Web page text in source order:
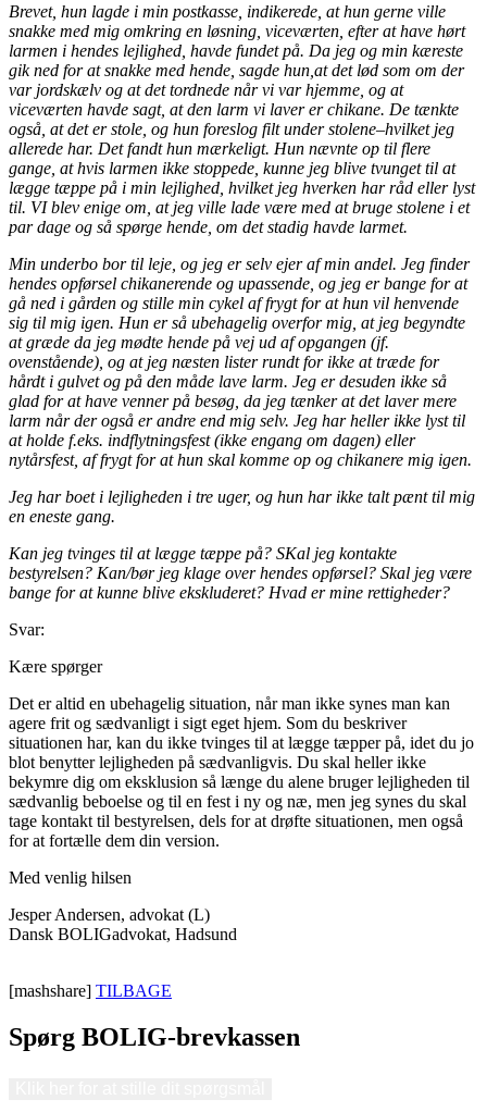
Brevet, hun lagde i min postkasse, indikerede, at hun gerne ville
snakke med mig omkring en løsning, viceværten, efter at have hørt
larmen i hendes lejlighed, havde fundet på. Da jeg og min kæreste
gik ned for at snakke med hende, sagde hun,at det lød som om der
var jordskælv og at det tordnede når vi var hjemme, og at
viceværten havde sagt, at den larm vi laver er chikane. De tænkte
også, at det er stole, og hun foreslog filt under stolene–hvilket jeg
allerede har. Det fandt hun mærkeligt. Hun nævnte op til flere
gange, at hvis larmen ikke stoppede, kunne jeg blive tvunget til at
lægge tæppe på i min lejlighed, hvilket jeg hverken har råd eller lyst
til. VI blev enige om, at jeg ville lade være med at bruge stolene i et
par dage og så spørge hende, om det stadig havde larmet.
Min underbo bor til leje, og jeg er selv ejer af min andel. Jeg finder
hendes opførsel chikanerende og upassende, og jeg er bange for at
gå ned i gården og stille min cykel af frygt for at hun vil henvende
sig til mig igen. Hun er så ubehagelig overfor mig, at jeg begyndte
at græde da jeg mødte hende på vej ud af opgangen (jf.
ovenstående), og at jeg næsten lister rundt for ikke at træde for
hårdt i gulvet og på den måde lave larm. Jeg er desuden ikke så
glad for at have venner på besøg, da jeg tænker at det laver mere
larm når der også er andre end mig selv. Jeg har heller ikke lyst til
at holde f.eks. indflytningsfest (ikke engang om dagen) eller
nytårsfest, af frygt for at hun skal komme op og chikanere mig igen.
Jeg har boet i lejligheden i tre uger, og hun har ikke talt pænt til mig
en eneste gang.
Kan jeg tvinges til at lægge tæppe på? SKal jeg kontakte
bestyrelsen? Kan/bør jeg klage over hendes opførsel? Skal jeg være
bange for at kunne blive ekskluderet? Hvad er mine rettigheder?
Svar:
Kære spørger
Det er altid en ubehagelig situation, når man ikke synes man kan
agere frit og sædvanligt i sigt eget hjem. Som du beskriver
situationen har, kan du ikke tvinges til at lægge tæpper på, idet du jo
blot benytter lejligheden på sædvanligvis. Du skal heller ikke
bekymre dig om eksklusion så længe du alene bruger lejligheden til
sædvanlig beboelse og til en fest i ny og næ, men jeg synes du skal
tage kontakt til bestyrelsen, dels for at drøfte situationen, men også
for at fortælle dem din version.
Med venlig hilsen
Jesper Andersen, advokat (L)
Dansk BOLIGadvokat, Hadsund
[mashshare] TILBAGE
Spørg BOLIG-brevkassen